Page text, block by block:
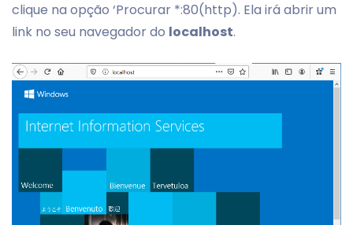
clique na opção ‘Procurar *:80(http). Ela irá abrir um
link no seu navegador do localhost.